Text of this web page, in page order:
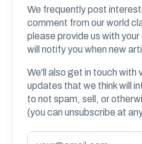
We frequently post
comment from our world
please provide us with
will notify you when new
We'll also get in touch with
updates that we think will
to not spam, sell, or
(you can unsubscribe at